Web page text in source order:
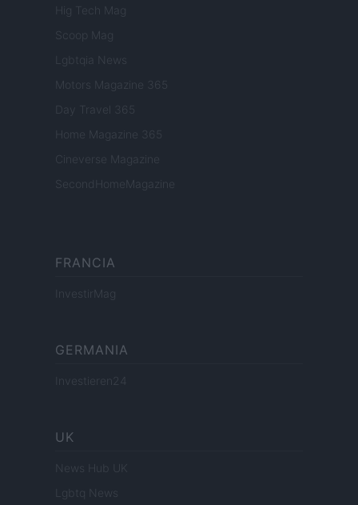
Hig Tech Mag
Scoop Mag
Lgbtqia News
Motors Magazine 365
Day Travel 365
Home Magazine 365
Cineverse Magazine
SecondHomeMagazine
FRANCIA
InvestirMag
GERMANIA
Investieren24
UK
News Hub UK
Lgbtq News